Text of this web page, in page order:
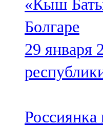
«Кыш
Болгаре
29 января
Россиянка